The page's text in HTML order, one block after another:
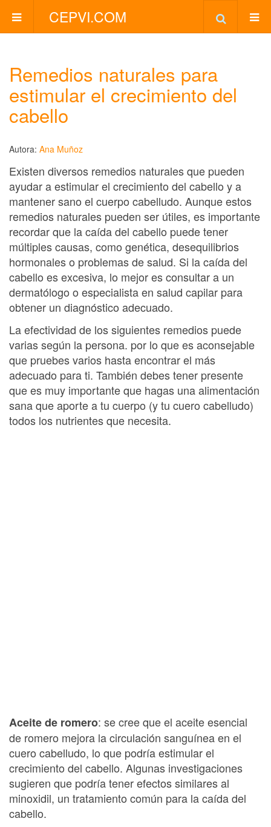
CEPVI.COM
Remedios naturales para
estimular el crecimiento del
cabello
Autora: Ana Muñoz
Existen diversos remedios naturales que pueden
ayudar a estimular el crecimiento del cabello y a
mantener sano el cuerpo cabelludo. Aunque estos
remedios naturales pueden ser útiles, es importante
recordar que la caída del cabello puede tener
múltiples causas, como genética, desequilibrios
hormonales o problemas de salud. Si la caída del
cabello es excesiva, lo mejor es consultar a un
dermatólogo o especialista en salud capilar para
obtener un diagnóstico adecuado.
La efectividad de los siguientes remedios puede
varias según la persona. por lo que es aconsejable
que pruebes varios hasta encontrar el más
adecuado para ti. También debes tener presente
que es muy importante que hagas una alimentación
sana que aporte a tu cuerpo (y tu cuero cabelludo)
todos los nutrientes que necesita.
Aceite de romero: se cree que el aceite esencial
de romero mejora la circulación sanguínea en el
cuero cabelludo, lo que podría estimular el
crecimiento del cabello. Algunas investigaciones
sugieren que podría tener efectos similares al
minoxidil, un tratamiento común para la caída del
cabello.